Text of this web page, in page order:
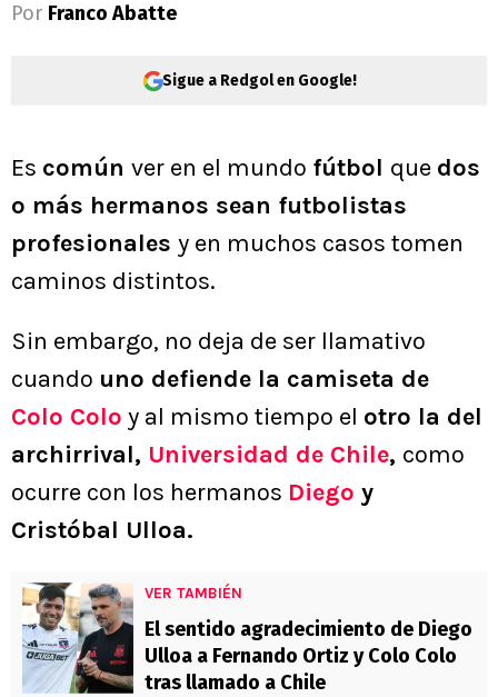
Por Franco Abatte
Sigue a Redgol en Google!
Es común ver en el mundo fútbol que dos
o más hermanos sean futbolistas
profesionales y en muchos casos tomen
caminos distintos.
Sin embargo, no deja de ser llamativo
cuando uno defiende la camiseta de
Colo Colo y al mismo tiempo el otro la del
archirrival, Universidad de Chile, como
ocurre con los hermanos Diego y
Cristóbal Ulloa.
VER TAMBIÉN
El sentido agradecimiento de Diego
Ulloa a Fernando Ortiz y Colo Colo
tras llamado a Chile